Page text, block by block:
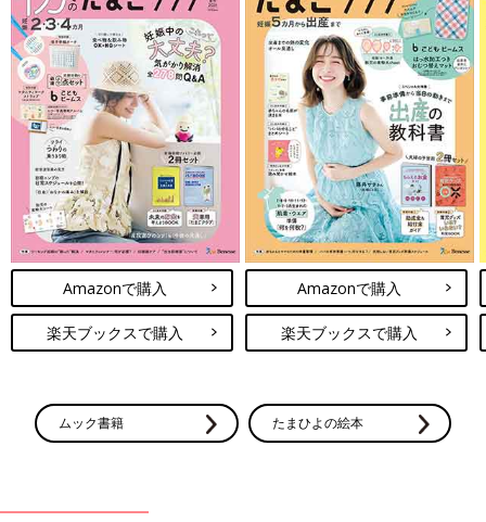
Amazonで購入
楽天ブックスで購入
Amazonで購入
楽天ブックスで購入
ムック書籍 たまひよの絵本